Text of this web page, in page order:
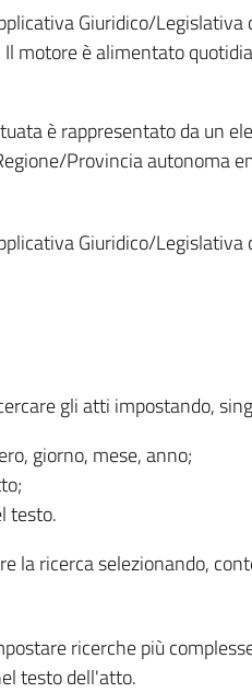
Giuridico/
motore è alimentato
è rappresentato da un
Provincia autonoma
Giuridico/
gli atti impostando,
giorno, mese, anno;
testo.
la ricerca selezionando,
ricerche più
testo dell'atto.